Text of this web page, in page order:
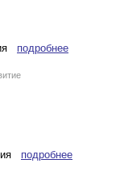
подробнее
подробнее